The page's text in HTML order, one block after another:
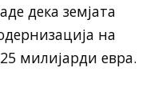
дека земјата
на
милијарди евра.